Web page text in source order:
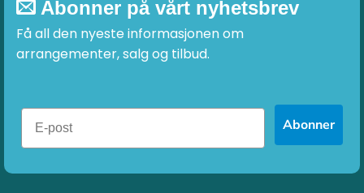
Abonner på vårt nyhetsbrev
Få all den nyeste informasjonen om
arrangementer, salg og tilbud.
Abonner